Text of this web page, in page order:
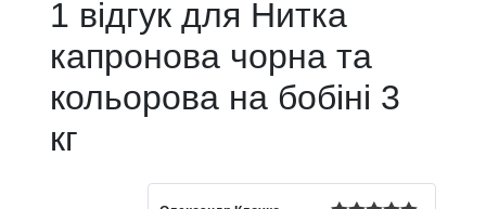
1 відгук для Нитка
капронова чорна та
кольорова на бобіні 3
кг